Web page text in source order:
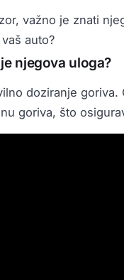
važno je znati
auto?
njegova uloga?
doziranje
goriva, što